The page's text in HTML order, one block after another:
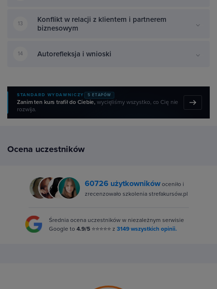
13
Konflikt w relacji z klientem i partnerem
biznesowym
14 Autorefleksja i wnioski
STANDARD WYDAWNICZY 5 ETAPÓW
Zanim ten kurs trafił do Ciebie,wycięliśmy wszystko, co Cię nie
rozwija.
Ocena uczestników
60726 użytkownikówoceniło i
zrecenzowało szkolenia strefakursów.pl
Średnia ocena uczestników w niezależnym serwisie
Google to 4.9/5 ⭐⭐⭐⭐⭐ z 3149 wszystkich opinii.